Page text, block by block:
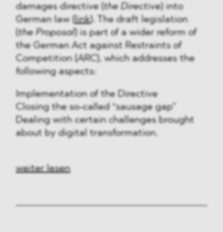
damages directive ( the Directive ) into
German law ( link). The draft legislation
the Proposal) is part of a wider reform of
the German Act against Restraints of
Competition (ARC), which addresses the
following aspects:
Implementation of the Directive
Closing the so-called “sausage gap”
Dealing with certain challenges brought
about by digital transformation.
weiter lesen